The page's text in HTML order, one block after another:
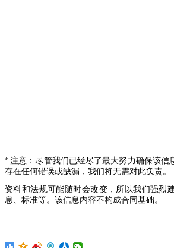
* 注意：尽管我们已经尽了最大努力确保该信
存在任何错误或缺漏，我们将无需对此负责。
资料和法规可能随时会改变，所以我们强烈
息、标准等。该信息内容不构成合同基础。